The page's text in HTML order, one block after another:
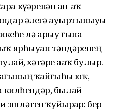
күҙҙәренән ап-аҡ
әлегә ауыртыныуҙы
лә арыу ғына
ярһыуҙан тәндәренең
хәтәре аҙаҡ булыр.
ҡайғыһы юҡ,
килһендәр, былай
ҡуйырҙар: бер